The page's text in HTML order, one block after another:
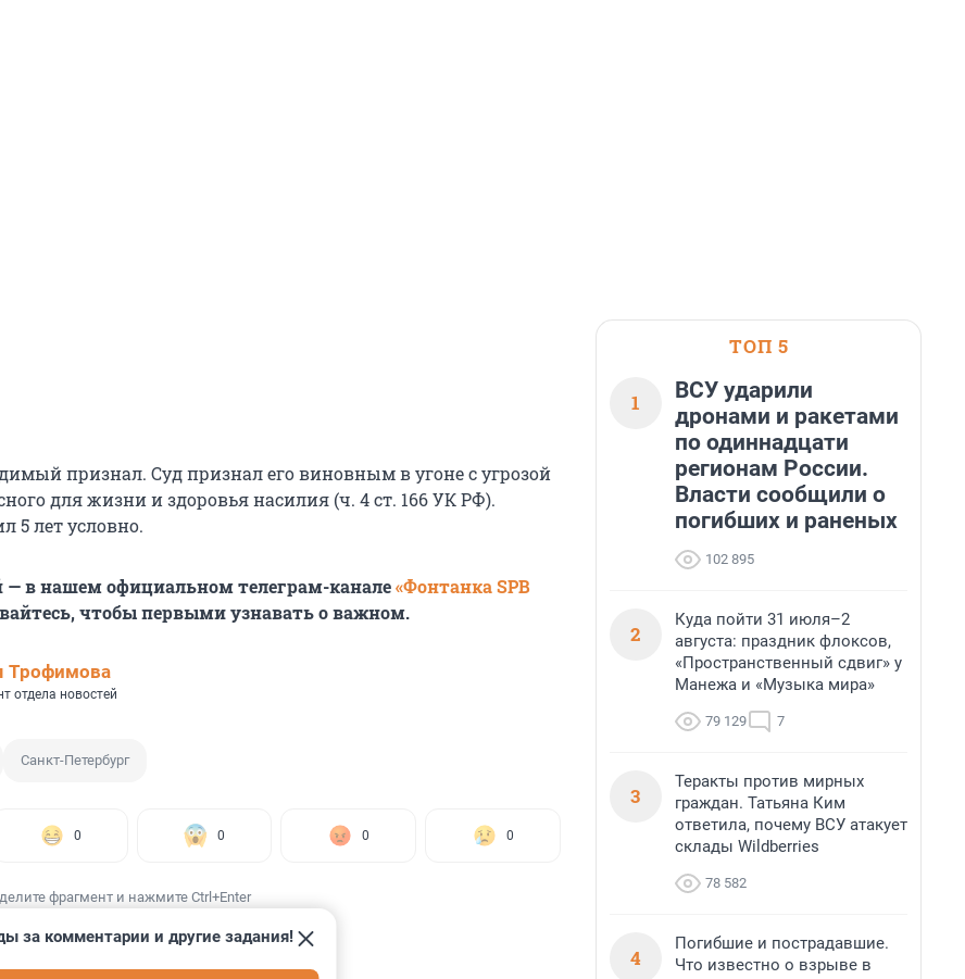
признал. Суд признал его виновным в угоне с угрозой
для жизни и здоровья насилия (ч. 4 ст. 166 УК РФ).
5 лет условно.
— в нашем официальном телеграм-канале«Фонтанка SPB
чтобы первыми узнавать о важном.
Трофимова
отдела новостей
Санкт-Петербург
0 0 0 0
фрагмент и нажмите Ctrl+Enter
за комментарии и другие задания!
ТОП 5
1
ВСУ ударили
дронами и ракетами
по одиннадцати
регионам России.
Власти сообщили о
погибших и раненых
102 895
2
Куда пойти 31 июля–2
августа: праздник флоксов,
«Пространственный сдвиг» у
Манежа и «Музыка мира»
79 129 7
3
Теракты против мирных
граждан. Татьяна Ким
ответила, почему ВСУ атакует
склады Wildberries
78 582
4
Погибшие и пострадавшие.
Что известно о взрыве в